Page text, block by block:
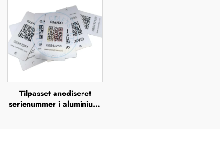
metalplade
Tilpasset anodiseret
serienummer i aluminium,